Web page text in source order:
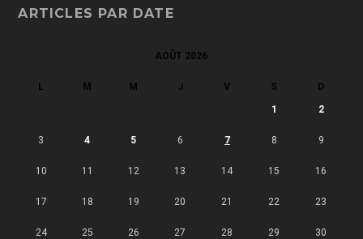
ARTICLES PAR DATE
AOÛT 2026
L M M J V S D
1 2
3 4 5 6 7 8 9
10 11 12 13 14 15 16
17 18 19 20 21 22 23
24 25 26 27 28 29 30